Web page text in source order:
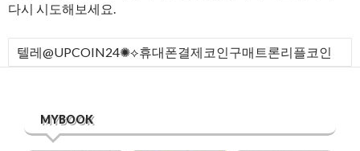
다시 시도해보세요.
다음 검색:
MYBOOK